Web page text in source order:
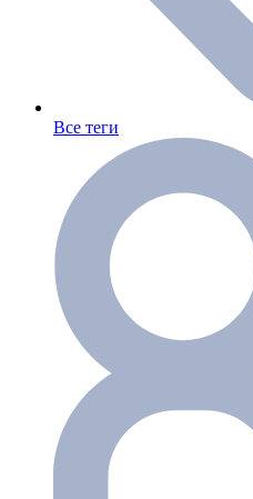
Все теги